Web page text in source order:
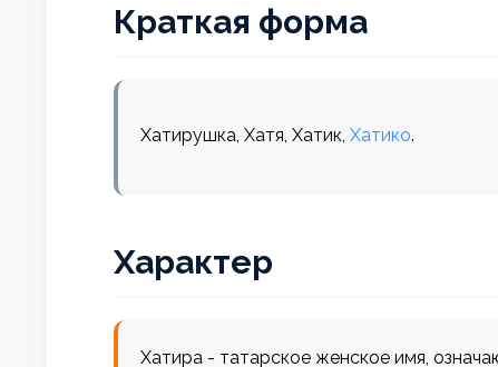
Краткая форма
Хатирушка, Хатя, Хатик, Хатико.
Характер
Хатира - татарское женское имя,